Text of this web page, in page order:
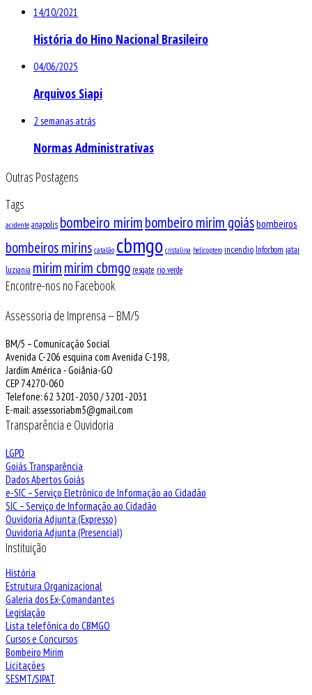
14/10/2021
História do Hino Nacional Brasileiro
04/06/2025
Arquivos Siapi
2 semanas atrás
Normas Administrativas
Outras Postagens
Tags
acidente anapolis bombeiro mirimbombeiro mirim goiásbombeiros
bombeiros mirins catalão cbmgo cristalina helicoptero incendio Inforbom jatai
luziania mirimmirim cbmgo resgate rio verde
Encontre-nos no Facebook
Assessoria de Imprensa – BM/5
BM/5 – Comunicação Social
Avenida C-206 esquina com Avenida C-198,
Jardim América - Goiânia-GO
CEP 74270-060
Telefone: 62 3201-2030 / 3201-2031
E-mail: assessoriabm5@gmail.com
Transparência e Ouvidoria
LGPD
Goiás Transparência
Dados Abertos Goiás
e-SIC – Serviço Eletrônico de Informação ao Cidadão
SIC – Serviço de Informação ao Cidadão
Ouvidoria Adjunta (Expresso)
Ouvidoria Adjunta (Presencial)
Instituição
História
Estrutura Organizacional
Galeria dos Ex-Comandantes
Legislação
Lista telefônica do CBMGO
Cursos e Concursos
Bombeiro Mirim
Licitações
SESMT/SIPAT